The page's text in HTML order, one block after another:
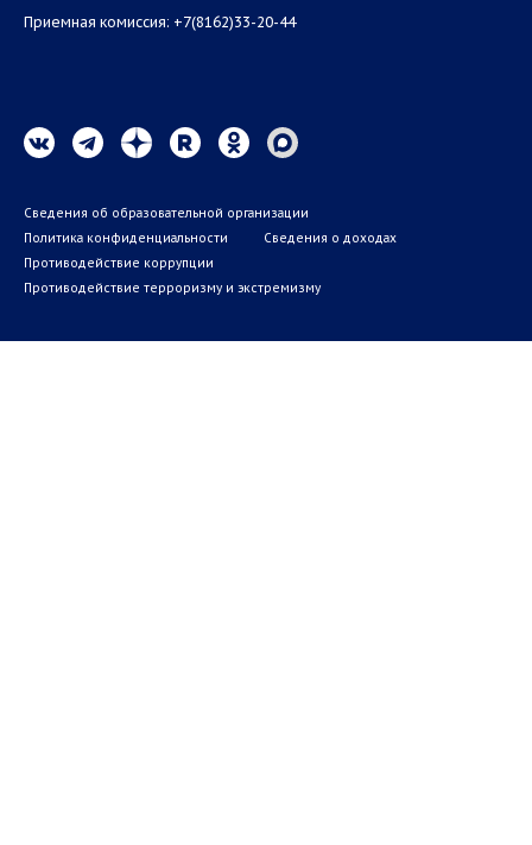
Приемная комиссия: +7(8162)33-20-44
Сведения об образовательной организации
Политика конфиденциальности
Сведения о доходах
Противодействие коррупции
Противодействие терроризму и экстремизму